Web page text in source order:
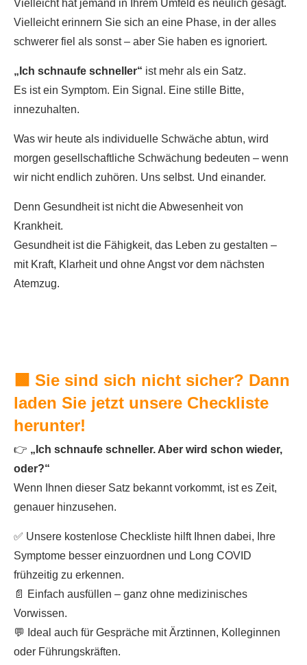
Vielleicht hat jemand in Ihrem Umfeld es neulich gesagt.
Vielleicht erinnern Sie sich an eine Phase, in der alles
schwerer fiel als sonst – aber Sie haben es ignoriert.
„Ich schnaufe schneller“ ist mehr als ein Satz.
Es ist ein Symptom. Ein Signal. Eine stille Bitte,
innezuhalten.
Was wir heute als individuelle Schwäche abtun, wird
morgen gesellschaftliche Schwächung bedeuten – wenn
wir nicht endlich zuhören. Uns selbst. Und einander.
Denn Gesundheit ist nicht die Abwesenheit von
Krankheit.
Gesundheit ist die Fähigkeit, das Leben zu gestalten –
mit Kraft, Klarheit und ohne Angst vor dem nächsten
Atemzug.
🟩 Sie sind sich nicht sicher? Dann
laden Sie jetzt unsere Checkliste
herunter!
👉 „Ich schnaufe schneller. Aber wird schon wieder,
oder?“
Wenn Ihnen dieser Satz bekannt vorkommt, ist es Zeit,
genauer hinzusehen.
✅ Unsere kostenlose Checkliste hilft Ihnen dabei, Ihre
Symptome besser einzuordnen und Long COVID
frühzeitig zu erkennen.
📄 Einfach ausfüllen – ganz ohne medizinisches
Vorwissen.
💬 Ideal auch für Gespräche mit Ärztinnen, Kolleginnen
oder Führungskräften.